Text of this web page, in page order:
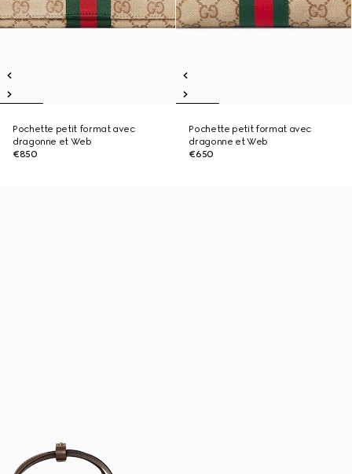
Pochette petit format avec
dragonne et Web
€850
Pochette petit format avec
dragonne et Web
€650